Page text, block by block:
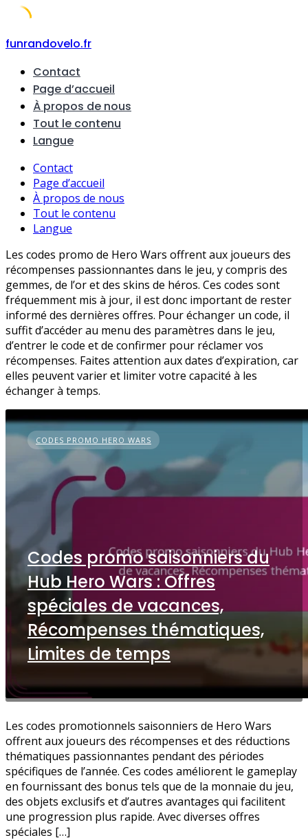
Skip
content
funrandovelo.fr
Contact
Page d’accueil
À propos de nous
Tout le contenu
Langue
Contact
Page d’accueil
À propos de nous
Tout le contenu
Langue
Les codes promo de Hero Wars offrent aux joueurs des
récompenses passionnantes dans le jeu, y compris des
gemmes, de l’or et des skins de héros. Ces codes sont
fréquemment mis à jour, il est donc important de rester
informé des dernières offres. Pour échanger un code, il
suffit d’accéder au menu des paramètres dans le jeu,
d’entrer le code et de confirmer pour réclamer vos
récompenses. Faites attention aux dates d’expiration, car
elles peuvent varier et limiter votre capacité à les
échanger à temps.
CODES PROMO HERO WARS
Codes promo saisonniers du
Hub Hero Wars : Offres
spéciales de vacances,
Récompenses thématiques,
Limites de temps
Les codes promotionnels saisonniers de Hero Wars
offrent aux joueurs des récompenses et des réductions
thématiques passionnantes pendant des périodes
spécifiques de l’année. Ces codes améliorent le gameplay
en fournissant des bonus tels que de la monnaie du jeu,
des objets exclusifs et d’autres avantages qui facilitent
une progression plus rapide. Avec diverses offres
spéciales […]